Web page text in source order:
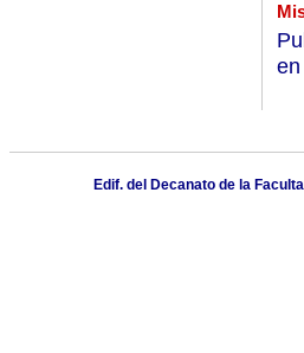
Edif. del Decanato de la